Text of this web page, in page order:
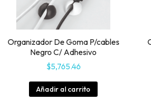
Organizador De Goma P/cables
Negro C/ Adhesivo
$5,765.46
Añadir al carrito